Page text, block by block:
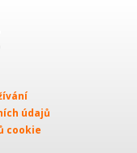
údajů
cookie